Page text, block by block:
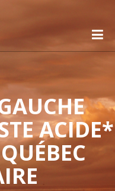
ACIDE*